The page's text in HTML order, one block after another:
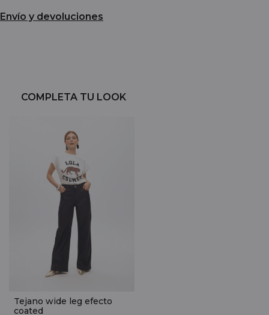
Envío y devoluciones
COMPLETA TU LOOK
Tejano wide leg efecto
coated